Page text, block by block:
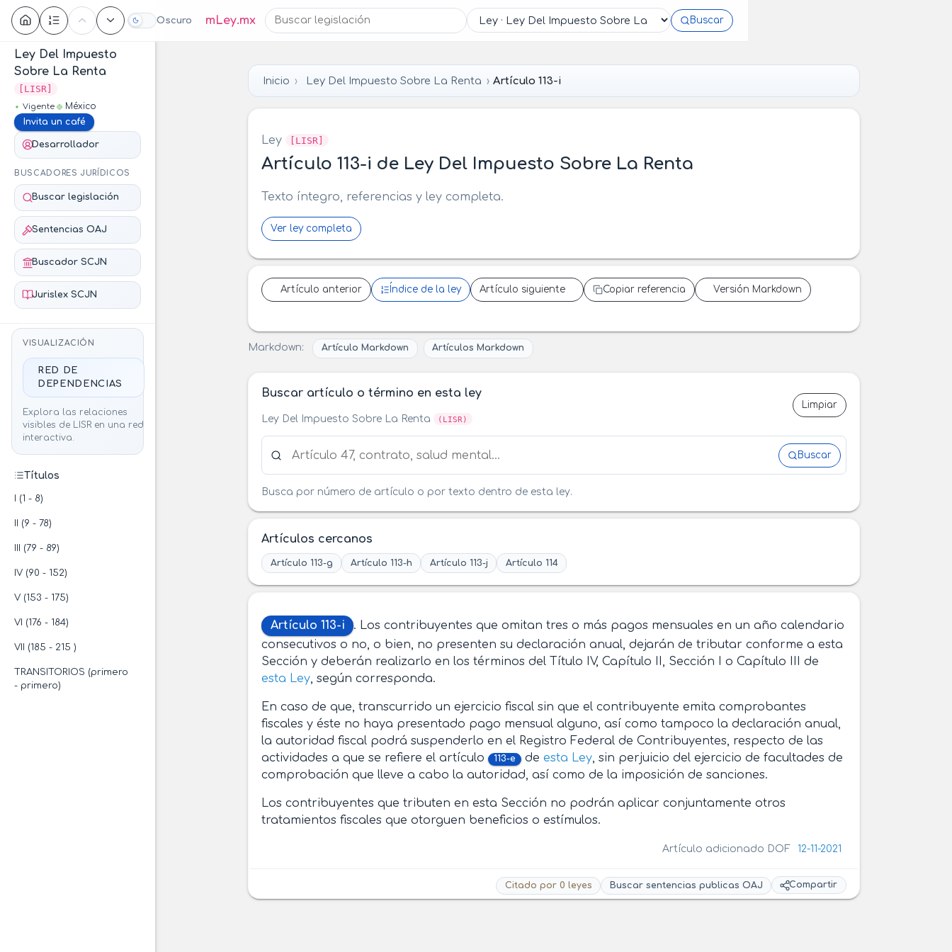
Oscuro mLey.mx Buscar
Contenido
Ley Del Impuesto
Sobre La Renta
[LISR]
Vigente
México
Invita un café
Desarrollador
BUSCADORES JURÍDICOS
Buscar legislación
Sentencias OAJ
Buscador SCJN
Jurislex SCJN
VISUALIZACIÓN
RED DE
DEPENDENCIAS
Explora las relaciones
visibles de LISR en una red
interactiva.
Títulos
I (1 - 8)
II (9 - 78)
III (79 - 89)
IV (90 - 152)
V (153 - 175)
VI (176 - 184)
VII (185 - 215 )
TRANSITORIOS (primero
- primero)
Inicio Ley Del Impuesto Sobre La Renta Artículo 113-i
Ley [LISR]
Artículo 113-i de Ley Del Impuesto Sobre La Renta
Texto íntegro, referencias y ley completa.
Ver ley completa
Artículo anterior Índice de la ley Artículo siguiente Copiar referencia Versión Markdown
Markdown: Artículo Markdown Artículos Markdown
Buscar artículo o término en esta ley
Ley Del Impuesto Sobre La Renta (LISR)
Limpiar
Buscar
Busca por número de artículo o por texto dentro de esta ley.
Artículos cercanos
Artículo 113-g Artículo 113-h Artículo 113-j Artículo 114
Artículo 113-i
. Los contribuyentes que omitan tres o más pagos mensuales en un año calendario
consecutivos o no, o bien, no presenten su declaración anual, dejarán de tributar conforme a esta
Sección y deberán realizarlo en los términos del Título IV, Capítulo II, Sección I o Capítulo III de
esta Ley, según corresponda.
En caso de que, transcurrido un ejercicio fiscal sin que el contribuyente emita comprobantes
fiscales y éste no haya presentado pago mensual alguno, así como tampoco la declaración anual,
la autoridad fiscal podrá suspenderlo en el Registro Federal de Contribuyentes, respecto de las
actividades a que se refiere el artículo
113-e deesta Ley, sin perjuicio del ejercicio de facultades de
comprobación que lleve a cabo la autoridad, así como de la imposición de sanciones.
Los contribuyentes que tributen en esta Sección no podrán aplicar conjuntamente otros
tratamientos fiscales que otorguen beneficios o estímulos.
Artículo adicionado DOF 12-11-2021
Citado por 0 leyes Buscar sentencias publicas OAJ Compartir